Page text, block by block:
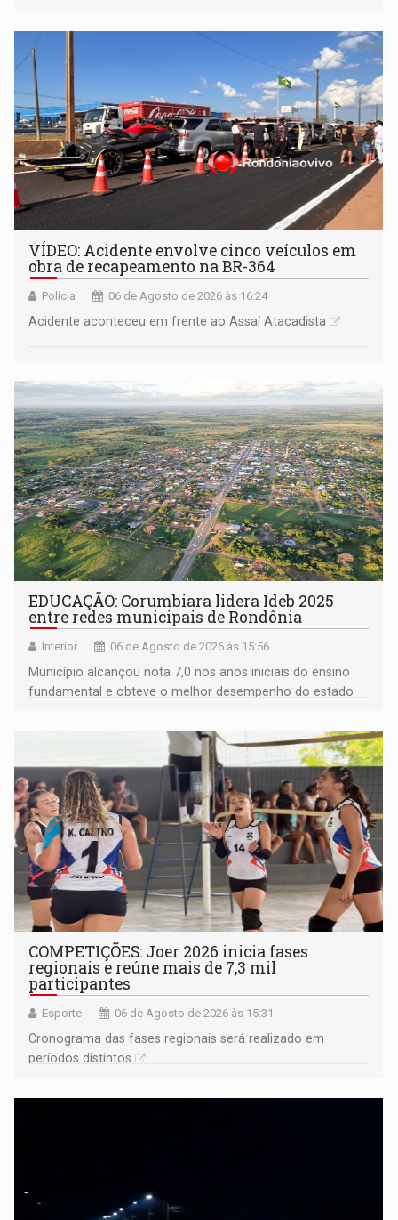
VÍDEO: Acidente envolve cinco veículos em
obra de recapeamento na BR-364
Polícia 06 de Agosto de 2026 às 16:24
Acidente aconteceu em frente ao Assaí Atacadista
EDUCAÇÃO: Corumbiara lidera Ideb 2025
entre redes municipais de Rondônia
Interior 06 de Agosto de 2026 às 15:56
Município alcançou nota 7,0 nos anos iniciais do ensino
fundamental e obteve o melhor desempenho do estado
COMPETIÇÕES: Joer 2026 inicia fases
regionais e reúne mais de 7,3 mil
participantes
Esporte 06 de Agosto de 2026 às 15:31
Cronograma das fases regionais será realizado em
períodos distintos